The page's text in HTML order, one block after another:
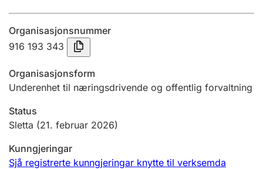
Innsending og forseinkingsgebyr
Tinglysing
Jeger
Organisasjonsnummer
916 193 343
Organisasjonsform
Underenhet til næringsdrivende og offentlig forvaltning
Status
Sletta (21. februar 2026)
Kunngjeringar
Sjå registrerte kunngjeringar knytte til verksemda